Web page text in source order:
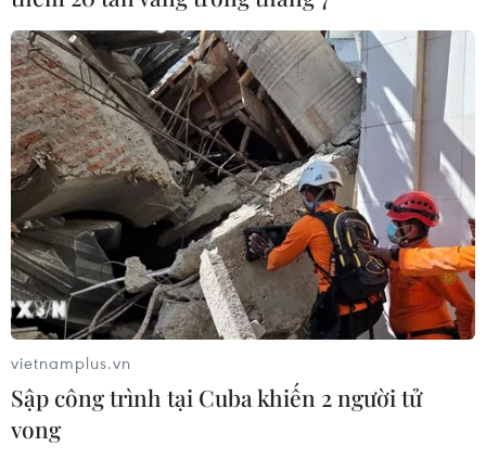
Cổ phiếu công nghệ và bán dẫn của
Mỹ giảm mạnh
29/07/2026 00:20
Chứng khoán châu Á hứng chịu đợt
bán tháo mới
28/07/2026 10:41
Chứng khoán Mỹ diễn biến trái chiều
trước tuần lễ quyết định của Fed
vietnamplus.vn
Sập công trình tại Cuba khiến 2 người tử
vong